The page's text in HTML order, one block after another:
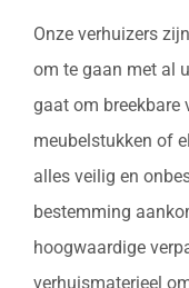
Onze verhuizers
om te gaan met al
gaat om breekbare
meubelstukken of
alles veilig en
bestemming
hoogwaardige
verhuismaterieel